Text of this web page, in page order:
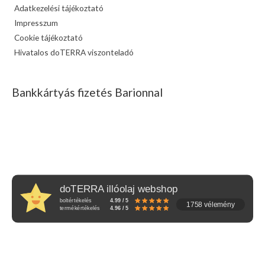
Adatkezelési tájékoztató
Impresszum
Cookie tájékoztató
Hivatalos doTERRA viszonteladó
Bankkártyás fizetés Barionnal
doTERRA illóolaj webshop
boltértékelés
4.99 / 5
termékértékelés
4.96 / 5 1758 vélemény